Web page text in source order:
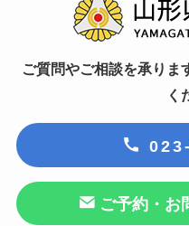
ご質問やご相談を承りま
く
ご予約・お